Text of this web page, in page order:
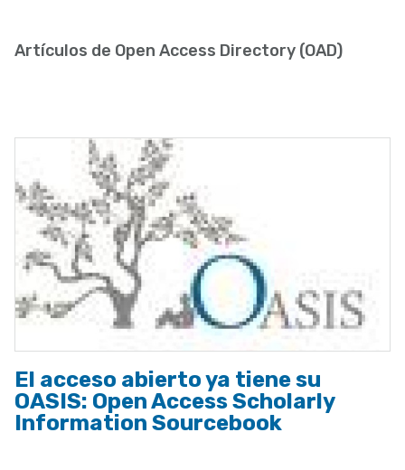
ayuda
navegación
Artículos de Open Access Directory (OAD)
El acceso abierto ya tiene su
OASIS: Open Access Scholarly
Information Sourcebook